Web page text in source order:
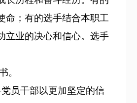
命；有的选手结合本职工
立业的决心和信心。选手
。
员干部以更加坚定的信